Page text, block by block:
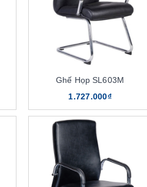
Ghế Họp SL603M
1.727.000₫